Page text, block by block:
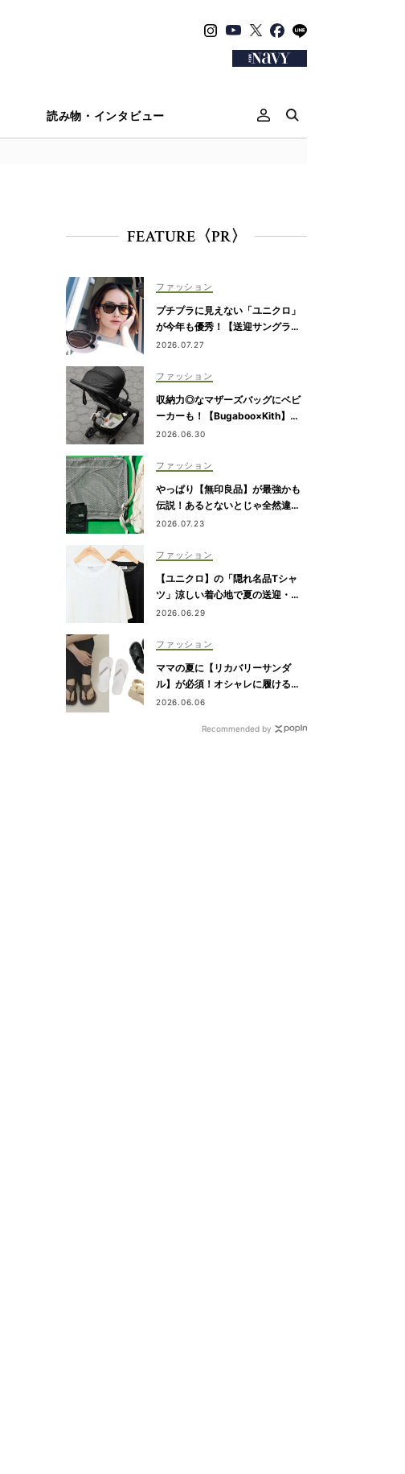
読み物・インタビュー
FEATURE〈PR〉
ファッション
プチプラに見えない「ユニクロ」
が今年も優秀！【送迎サングラ
ス】のトレンドは“黒”のフレーム
2026.07.27
ファッション
収納力◎なマザーズバッグにベビ
ーカーも！【Bugaboo×Kith】が
限定コラボ
2026.06.30
ファッション
やっぱり【無印良品】が最強かも
伝説！あるとないとじゃ全然違う
「旅のQOL爆上げアイテム」
2026.07.23
ファッション
【ユニクロ】の「隠れ名品Tシャ
ツ」涼しい着心地で夏の送迎・公
園にぴったり！
2026.06.29
ファッション
ママの夏に【リカバリーサンダ
ル】が必須！オシャレに履ける最
旬7選
2026.06.06
Recommended by